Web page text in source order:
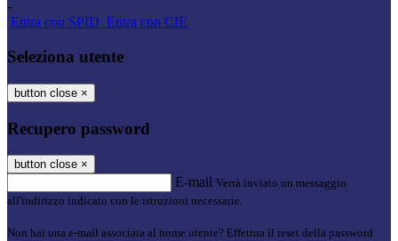
-
Entra con SPID Entra con CIE
Seleziona utente
button close ×
Recupero password
button close ×
E-mail Verrà inviato un messaggio
all'indirizzo indicato con le istruzioni necessarie.
Non hai una e-mail associata al nome utente? Effettua il reset della password